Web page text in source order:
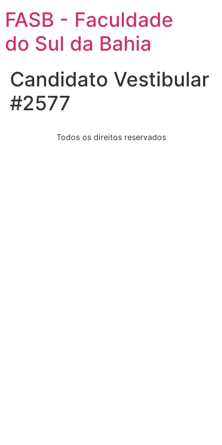
FASB - Faculdade
do Sul da Bahia
Candidato Vestibular
#2577
Todos os direitos reservados